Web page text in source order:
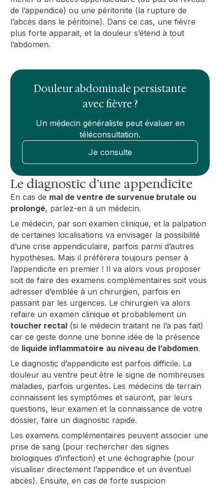
de l’appendice) ou une péritonite (la rupture de
l’abcès dans le péritoine). Dans ce cas, une fièvre
plus forte apparait, et la douleur s’étend à tout
l’abdomen.
Douleur abdominale persistante
avec fièvre ?
Un médecin généraliste peut évaluer en
téléconsultation.
Je consulte
Le diagnostic d’une appendicite
En cas de mal de ventre de survenue brutale ou
prolongé, parlez-en à un médecin.
Le médecin, par son examen clinique, et la palpation
de certaines localisations va envisager la possibilité
d’une crise appendiculaire, parfois parmi d’autres
hypothèses. Mais il préférera toujours penser à
l’appendicite en premier ! Il va alors vous proposer
soit de faire des examens complémentaires soit vous
adresser d’emblée à un chirurgien, parfois en
passant par les urgences. Le chirurgien va alors
refaire un examen clinique et probablement un
toucher rectal (si le médecin traitant ne l’a pas fait)
car ce geste donne une bonne idée de la présence
de liquide inflammatoire au niveau de l’abdomen.
Le diagnostic d’appendicite est parfois difficile. La
douleur au ventre peut être le signe de nombreuses
maladies, parfois urgentes. Les médecins de terrain
connaissent les symptômes et sauront, par leurs
questions, leur examen et la connaissance de votre
dossier, faire un diagnostic rapide.
Les examens complémentaires peuvent associer une
prise de sang (pour rechercher des signes
biologiques d’infection) et une échographie (pour
visualiser directement l’appendice et un éventuel
abcès). Ensuite, en cas de forte suspicion